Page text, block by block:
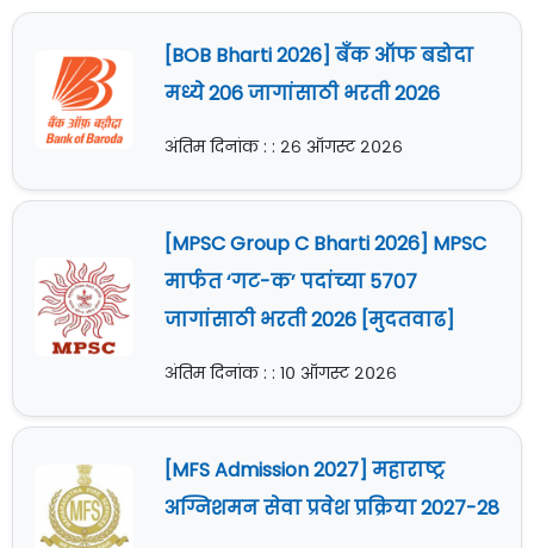
[BOB Bharti 2026] बँक ऑफ बडोदा
मध्ये 206 जागांसाठी भरती 2026
अंतिम दिनांक : : २६ ऑगस्ट २०२६
[MPSC Group C Bharti 2026] MPSC
मार्फत ‘गट-क’ पदांच्या 5707
जागांसाठी भरती 2026 [मुदतवाढ]
अंतिम दिनांक : : १० ऑगस्ट २०२६
[MFS Admission 2027] महाराष्ट्र
अग्निशमन सेवा प्रवेश प्रक्रिया 2027-28